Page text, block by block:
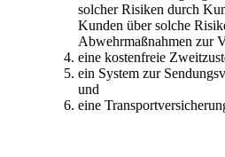
solcher Risiken durch
Kunden über solche
Abwehrmaßnahmen zur
eine kostenfreie
ein System zur
und
eine